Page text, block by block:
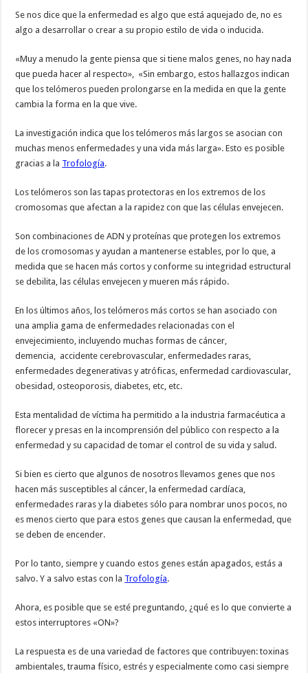
Se nos dice que la enfermedad es algo que está aquejado de, no es
algo a desarrollar o crear a su propio estilo de vida o inducida.
«Muy a menudo la gente piensa que si tiene malos genes, no hay nada
que pueda hacer al respecto», «Sin embargo, estos hallazgos indican
que los telómeros pueden prolongarse en la medida en que la gente
cambia la forma en la que vive.
La investigación indica que los telómeros más largos se asocian con
muchas menos enfermedades y una vida más larga». Esto es posible
gracias a la Trofología.
Los telómeros son las tapas protectoras en los extremos de los
cromosomas que afectan a la rapidez con que las células envejecen.
Son combinaciones de ADN y proteínas que protegen los extremos
de los cromosomas y ayudan a mantenerse estables, por lo que, a
medida que se hacen más cortos y conforme su integridad estructural
se debilita, las células envejecen y mueren más rápido.
En los últimos años, los telómeros más cortos se han asociado con
una amplia gama de enfermedades relacionadas con el
envejecimiento, incluyendo muchas formas de cáncer,
demencia, accidente cerebrovascular, enfermedades raras,
enfermedades degenerativas y atróficas, enfermedad cardiovascular,
obesidad, osteoporosis, diabetes, etc, etc.
Esta mentalidad de víctima ha permitido a la industria farmacéutica a
florecer y presas en la incomprensión del público con respecto a la
enfermedad y su capacidad de tomar el control de su vida y salud.
Si bien es cierto que algunos de nosotros llevamos genes que nos
hacen más susceptibles al cáncer, la enfermedad cardíaca,
enfermedades raras y la diabetes sólo para nombrar unos pocos, no
es menos cierto que para estos genes que causan la enfermedad, que
se deben de encender.
Por lo tanto, siempre y cuando estos genes están apagados, estás a
salvo. Y a salvo estas con la Trofología.
Ahora, es posible que se esté preguntando, ¿qué es lo que convierte a
estos interruptores «ON»?
La respuesta es de una variedad de factores que contribuyen: toxinas
ambientales, trauma físico, estrés y especialmente como casi siempre